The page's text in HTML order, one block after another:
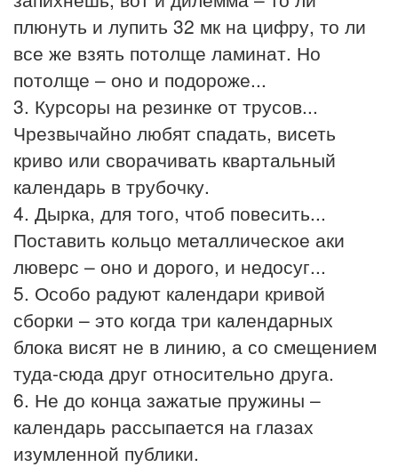
плюнуть и лупить 32 мк на цифру, то ли
все же взять потолще ламинат. Но
потолще – оно и подороже...
3. Курсоры на резинке от трусов...
Чрезвычайно любят спадать, висеть
криво или сворачивать квартальный
календарь в трубочку.
4. Дырка, для того, чтоб повесить...
Поставить кольцо металлическое аки
люверс – оно и дорого, и недосуг...
5. Особо радуют календари кривой
сборки – это когда три календарных
блока висят не в линию, а со смещением
туда-сюда друг относительно друга.
6. Не до конца зажатые пружины –
календарь рассыпается на глазах
изумленной публики.